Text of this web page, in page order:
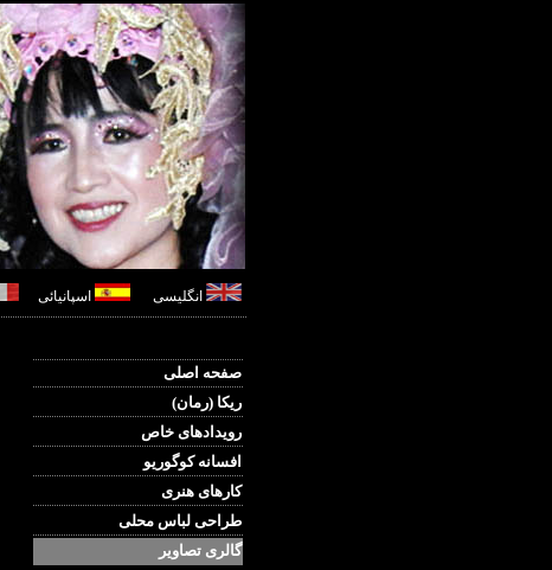
انگلیسی اسپانیائی
صفحه اصلی
ریکا (رمان)
رویدادهای خاص
افسانه کوگوریو
کارهای هنری
طراحی لباس محلی
گالری تصاویر